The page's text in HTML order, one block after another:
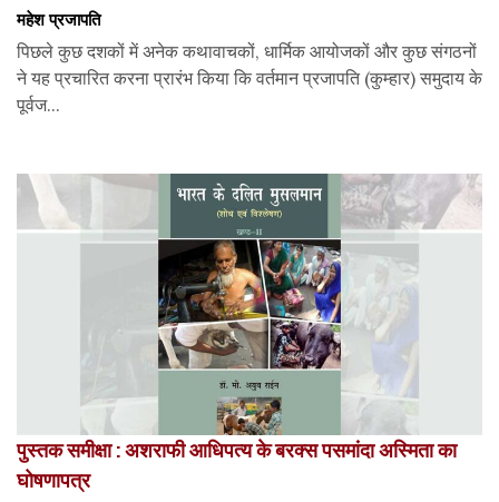
महेश प्रजापति
पिछले कुछ दशकों में अनेक कथावाचकों, धार्मिक आयोजकों और कुछ संगठनों
ने यह प्रचारित करना प्रारंभ किया कि वर्तमान प्रजापति (कुम्हार) समुदाय के
पूर्वज...
पुस्तक समीक्षा : अशराफी आधिपत्य के बरक्स पसमांदा अस्मिता का
घोषणापत्र